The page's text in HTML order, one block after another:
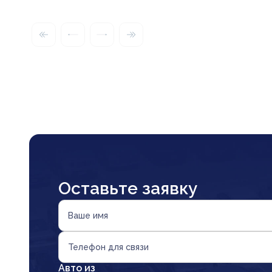
Оставьте заявку
Ваше имя
Телефон для связи
Авто из